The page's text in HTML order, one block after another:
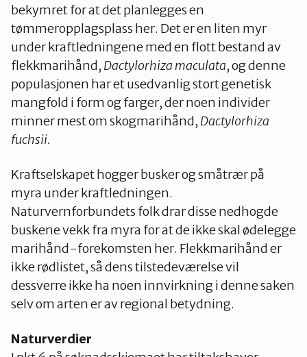
bekymret for at det planlegges en
tømmeropplagsplass her. Det er en liten myr
under kraftledningene med en flott bestand av
flekkmarihånd, Dactylorhiza maculata, og denne
populasjonen har et usedvanlig stort genetisk
mangfold i form og farger, der noen individer
minner mest om skogmarihånd, Dactylorhiza
fuchsii.
Kraftselskapet hogger busker og småtrær på
myra under kraftledningen.
Naturvernforbundets folk drar disse nedhogde
buskene vekk fra myra for at de ikke skal ødelegge
marihånd-forekomsten her. Flekkmarihånd er
ikke rødlistet, så dens tilstedeværelse vil
dessverre ikke ha noen innvirkning i denne saken
selv om arten er av regional betydning.
Naturverdier